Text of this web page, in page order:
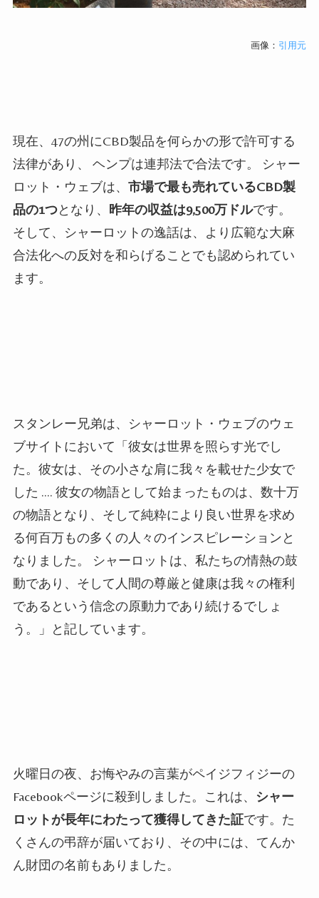
画像： 引用元
現在、 47の州にCBD製品を何らかの形で許可する
法律があり、
ヘンプは連邦法で合法です。
シャー
ロット・ウェブは、 市場で最も売れているCBD製
品の1つとなり、 昨年の収益は9,500万ドルです。
そして、シャーロットの逸話は、より広範な大麻
合法化への反対を和らげることでも認められてい
ます。
スタンレー兄弟は、シャーロット・ウェブのウェ
ブサイトにおいて「彼女は世界を照らす光でし
た。彼女は、その小さな肩に我々を載せた少女で
した …. 彼女の物語として始まったものは、数十万
の物語となり、そして純粋により良い世界を求め
る何百万もの多くの人々のインスピレーションと
なりました。
シャーロットは、私たちの情熱の鼓
動であり、そして人間の尊厳と健康は我々の権利
であるという信念の原動力であり続けるでしょ
う。」と記しています。
火曜日の夜、お悔やみの言葉がペイジフィジーの
Facebookページに殺到しました。これは、 シャー
ロットが長年にわたって獲得してきた証です。た
くさんの弔辞が届いており、その中には、てんか
ん財団の名前もありました。